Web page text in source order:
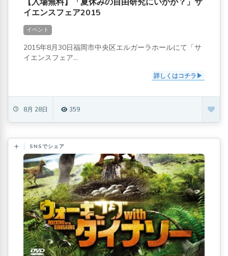
イエンスフェア2015
イベント
2015年8月30日福岡市中央区エルガーラホールにて「サ
イエンスフェア...
詳しくはコチラ
8月 28日 359
SNSでシェア